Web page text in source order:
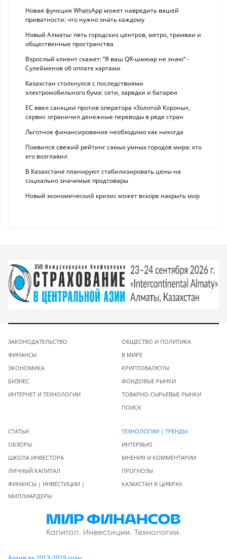
Новая функция WhatsApp может навредить вашей
приватности: что нужно знать каждому
Новый Алматы: пять городских центров, метро, трамваи и
общественные пространства
Взрослый клиент скажет: “Я ваш QR-шмюар не знаю“ -
Сулейменов об оплате картами
Казахстан столкнулся с последствиями
электромобильного бума: сети, зарядки и батареи
ЕС ввел санкции против оператора «Золотой Короны»,
сервис ограничил денежные переводы в ряде стран
Льготное финансирование необходимо как никогда
Появился свежий рейтинг самых умных городов мира: кто
его возглавил
В Казахстане планируют стабилизировать цены на
социально значимые продтовары
Новый экономический кризис может вскоре накрыть мир
ЗАКОНОДАТЕЛЬСТВО
ФИНАНСЫ
ЭКОНОМИКА
БИЗНЕС
ИНТЕРНЕТ И ТЕХНОЛОГИИ
ОБЩЕСТВО И ПОЛИТИКА
В МИРЕ
КРИПТОВАЛЮТЫ
ФОНДОВЫЕ РЫНКИ
ТОВАРНО-СЫРЬЕВЫЕ РЫНКИ
ПОИСК
СТАТЬИ
ОБЗОРЫ
ШКОЛА ИНВЕСТОРА
ЛИЧНЫЙ КАПИТАЛ
ФИНАНСЫ | ИНВЕСТИЦИИ |
МИЛЛИАРДЕРЫ
ТЕХНОЛОГИИ | ТРЕНДЫ
ИНТЕРВЬЮ
МНЕНИЯ И КОММЕНТАРИИ
ПРОГНОЗЫ
КАЗАХСТАН В ЦИФРАХ